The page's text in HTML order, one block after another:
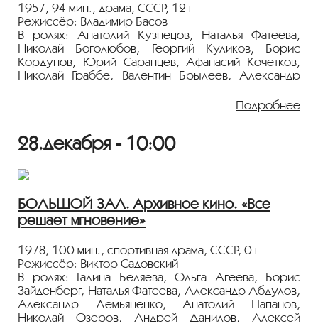
1957, 94 мин., драма, СССР, 12+
Режиссёр: Владимир Басов
В ролях: Анатолий Кузнецов, Наталья Фатеева,
Николай Боголюбов, Георгий Куликов, Борис
Кордунов, Юрий Саранцев, Афанасий Кочетков,
Николай Граббе, Валентин Брылеев, Александр
Молодой специалист Володя Батанин
крайнего севера. Он понравился и начальнику
и его дочери Алле.
Постепенно становится ясно, что начальник
и подчиненный стоят на разных позициях: один
старается скрыть от руководства негативные факты,
чтобы его комбинат считался передовым, а другой,
Володя, за честность в любом деле. Коллектив
отца с мужем.
Показ пройдёт с плёнки 35 мм из коллекции
Госфильмофонда России.
Лента представлена в рамках программы
Подробнее
28.декабря - 10:00
БОЛЬШОЙ ЗАЛ. Архивное кино. «Все
решает мгновение»
1978, 100 мин., спортивная драма, СССР, 0+
Режиссёр: Виктор Садовский
В ролях: Галина Беляева, Ольга Агеева, Борис
Зайденберг, Наталья Фатеева, Александр Абдулов,
Александр Демьяненко, Анатолий Папанов,
Николай Озеров, Андрей Данилов, Алексей